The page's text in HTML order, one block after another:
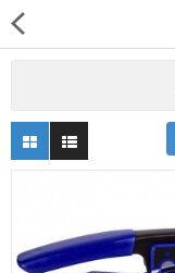
AĞ ÜRÜNLERİ